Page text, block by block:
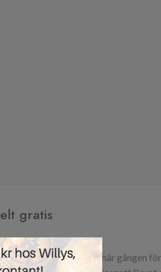
gratis
ett nytt gratistest, den här gången